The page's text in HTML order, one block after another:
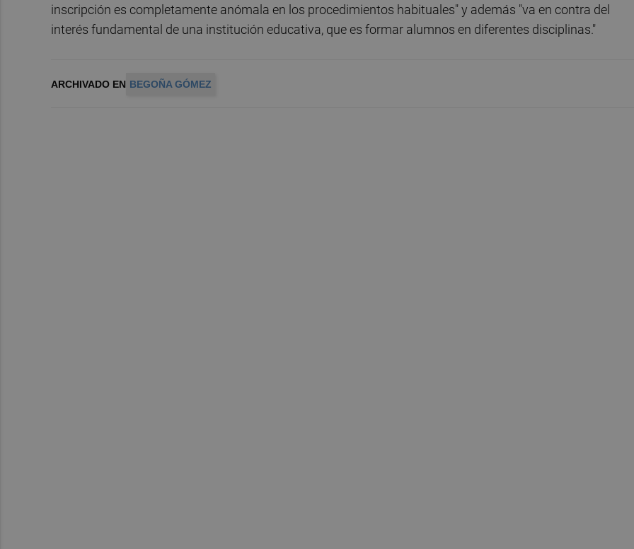
inscripción es completamente anómala en los procedimientos habituales" y además "va en contra del
interés fundamental de una institución educativa, que es formar alumnos en diferentes disciplinas."
ARCHIVADO EN BEGOÑA GÓMEZ